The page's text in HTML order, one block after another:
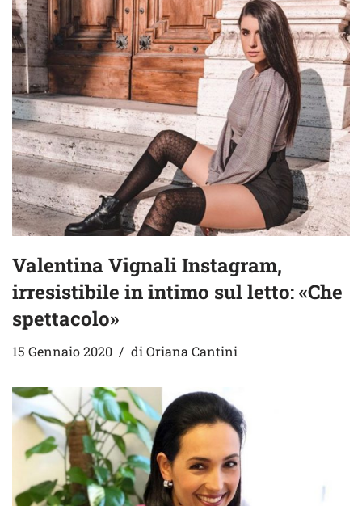
Valentina Vignali Instagram,
irresistibile in intimo sul letto: «Che
spettacolo»
15 Gennaio 2020 di Oriana Cantini